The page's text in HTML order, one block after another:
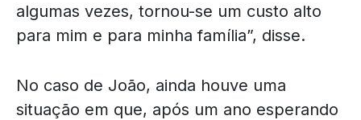
algumas vezes, tornou-se um custo alto
para mim e para minha família”, disse.
No caso de João, ainda houve uma
situação em que, após um ano esperando